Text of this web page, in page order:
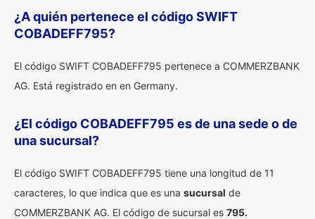
¿A quién pertenece el código SWIFT
COBADEFF795?
El código SWIFT COBADEFF795 pertenece a COMMERZBANK
AG. Está registrado en en Germany.
¿El código COBADEFF795 es de una sede o de
una sucursal?
El código SWIFT COBADEFF795 tiene una longitud de 11
caracteres, lo que indica que es una sucursal de
COMMERZBANK AG. El código de sucursal es 795.